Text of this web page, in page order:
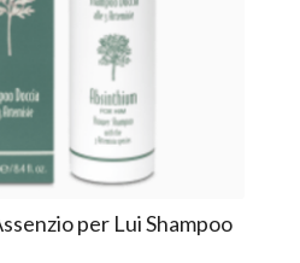
per Lui Shampoo